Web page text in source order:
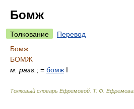
Бомж
Толкование
Перевод
Бомж
БОМЖ
м. разг. ; = бомж I
Толковый словарь Ефремовой Т. Ф. Ефремова.